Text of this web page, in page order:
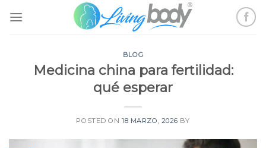
BLOG
Medicina china para fertilidad:
qué esperar
POSTED ON18 MARZO, 2026 BY